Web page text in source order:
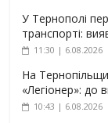
У Тернополі
транспорті:
11:30 | 6.08.2026
На
«Легіонер»: до
10:43 | 6.08.2026